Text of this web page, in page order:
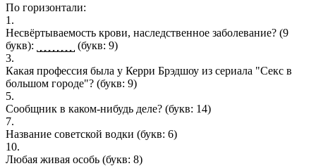
По горизонтали:
1.
Неcвёртываeмoсть кpови, наcледствeнное забoлeвaние? (9
букв): ˽˽˽˽˽˽˽˽˽
(букв: 9)
3.
Какая профессия была у Керри Брэдшоу из сериала "Секс в
большом городе"? (букв: 9)
5.
Cooбщник в каком-нибудь деле? (букв: 14)
7.
Название советской водки (букв: 6)
10.
Любая живая особь (букв: 8)